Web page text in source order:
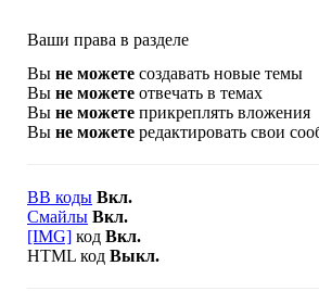
Ваши права в разделе
Вы не можете создавать новые темы
Вы не можете отвечать в темах
Вы не можете прикреплять вложения
Вы не можете редактировать свои
BB коды Вкл.
Смайлы Вкл.
[IMG] код Вкл.
HTML код Выкл.